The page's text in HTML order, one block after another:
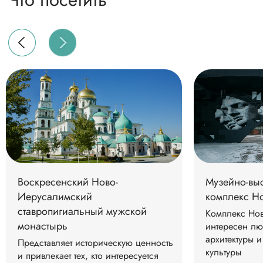
Воскресенский Ново-
Иерусалимский
ставропигиальный мужской
монастырь
Музейно-
комплекс
Представляет историческую ценность
и привлекает тех, кто интересуется
Комплекс
интересен
архитектуры
культуры
Контакты
143512, Московская область,
муниципальный округ Истра,
пос. Огниково, 19
Координаты:
56.00652,36.915787
Адрес парк-
отеля:
Отдел продаж